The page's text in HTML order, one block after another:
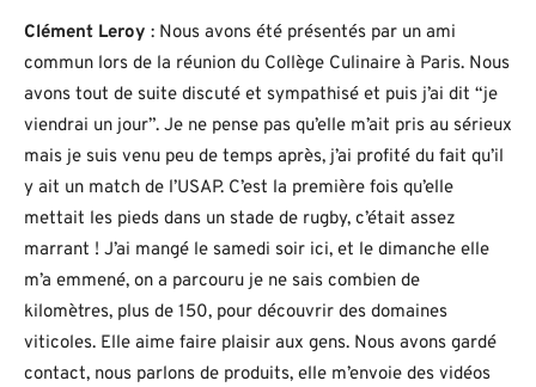
Clément Leroy : Nous avons été présentés par un ami
commun lors de la réunion du Collège Culinaire à Paris. Nous
avons tout de suite discuté et sympathisé et puis j’ai dit “je
viendrai un jour”. Je ne pense pas qu’elle m’ait pris au sérieux
mais je suis venu peu de temps après, j’ai profité du fait qu’il
y ait un match de l’USAP. C’est la première fois qu’elle
mettait les pieds dans un stade de rugby, c’était assez
marrant ! J’ai mangé le samedi soir ici, et le dimanche elle
m’a emmené, on a parcouru je ne sais combien de
kilomètres, plus de 150, pour découvrir des domaines
viticoles. Elle aime faire plaisir aux gens. Nous avons gardé
contact, nous parlons de produits, elle m’envoie des vidéos